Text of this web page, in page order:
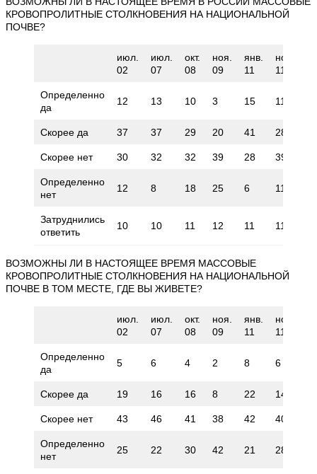
КРОВОПРОЛИТНЫЕ СТОЛКНОВЕНИЯ НА НАЦИОНАЛЬНОЙ
ПОЧВЕ?
июл.
02
июл.
07
окт.
08
ноя.
09
янв.
11
ноя.
11
Определенно
да
12 13 10 3 15 11
Скорее да 37 37 29 20 41 28
Скорее нет 30 32 32 39 28 39
Определенно
нет
12 8 18 25 6 11
Затруднились
ответить
10 10 11 12 11 11
ВОЗМОЖНЫ ЛИ В НАСТОЯЩЕЕ ВРЕМЯ МАССОВЫЕ
КРОВОПРОЛИТНЫЕ СТОЛКНОВЕНИЯ НА НАЦИОНАЛЬНОЙ
ПОЧВЕ В ТОМ МЕСТЕ, ГДЕ ВЫ ЖИВЕТЕ?
июл.
02
июл.
07
окт.
08
ноя.
09
янв.
11
ноя.
11
Определенно
да
5 6 4 2 8 6
Скорее да 19 16 16 8 22 14
Скорее нет 43 46 41 38 42 40
Определенно
нет
25 22 30 42 21 28